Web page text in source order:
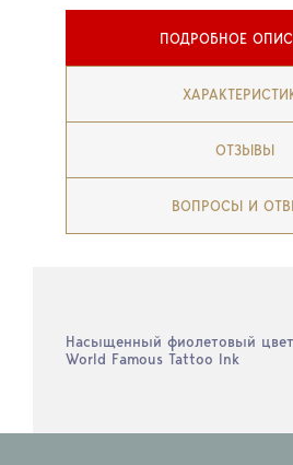
ПОДРОБНОЕ
ОТЗЫВЫ
ВОПРОСЫ И
Насыщенный фиолетовый
World Famous Tattoo Ink